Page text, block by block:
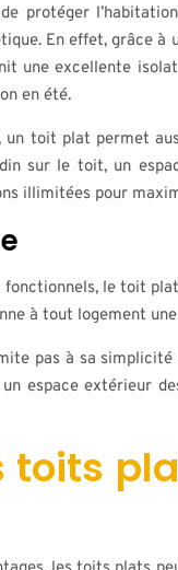
protéger
En effet, grâce à
une excellente
en été.
un toit plat permet
sur le toit, un
illimitées pour
le toit
à tout logement
pas à sa
espace extérieur
toits